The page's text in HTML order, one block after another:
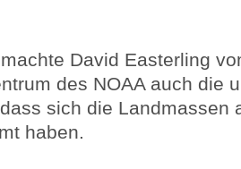
David Easterling
des NOAA auch die
sich die Landmassen
haben.